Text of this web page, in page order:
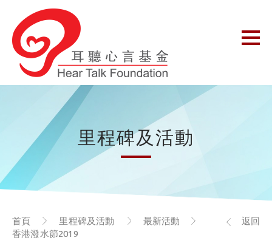
里程碑及活動
首頁 里程碑及活動
最新活動
香港潑水節2019
返回